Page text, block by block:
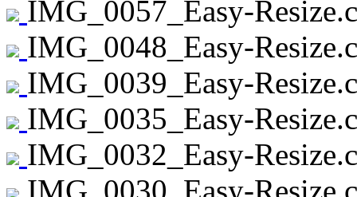
IMG_0057_Easy-
IMG_0048_Easy-
IMG_0039_Easy-
IMG_0035_Easy-
IMG_0032_Easy-
IMG_0030_Easy-